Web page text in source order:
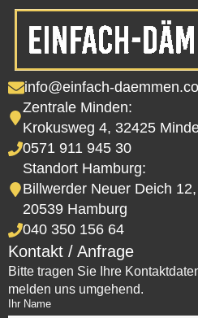
info@einfach-
Zentrale Minden:
Krokusweg 4, 32425
0571 911 945 30
Standort Hamburg:
Billwerder Neuer Deich 12,
20539 Hamburg
040 350 156 64
Kontakt / Anfrage
Bitte tragen Sie Ihre
melden uns umgehend.
Ihr Name